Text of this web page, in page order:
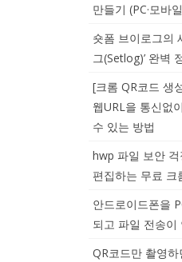
만들기 (PC·모바
숏폼 브이로그의
그(Setlog)’ 완벽
[크롬 QR코드 생
웹URL을 통신없
수 있는 방법
hwp 파일 보안 걱
편집하는 무료
안드로이드폰을
되고 파일 전송이
QR코드만 촬영